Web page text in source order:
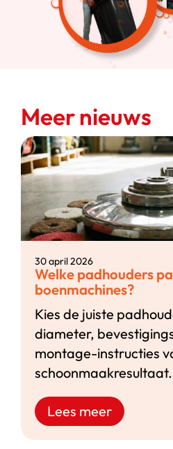
Meer nieuws
30 april 2026
Welke padhouders
boenmachines?
Kies de juiste
diameter,
montage-instructies
schoonmaakresultaat.
Lees meer